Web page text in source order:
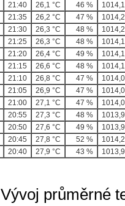
21:40 26,1 °C 46 %
21:35 26,2 °C 47 %
21:30 26,3 °C 48 %
21:25 26,3 °C 48 %
21:20 26,4 °C 49 %
21:15 26,6 °C 48 %
21:10 26,8 °C 47 %
21:05 26,9 °C 47 %
21:00 27,1 °C 47 %
20:55 27,3 °C 48 %
20:50 27,6 °C 49 %
20:45 27,8 °C 52 %
20:40 27,9 °C 43 %
Vývoj průměrné